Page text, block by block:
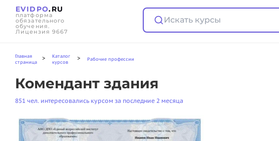
EVIDPO.RU
платформа
обязательного
обучения.
Лицензия 9667
Искать курсы
Главная
страница
>
Каталог
курсов
> Рабочие профессии
Комендант здания
851 чел. интересовались курсом за последние 2 месяца